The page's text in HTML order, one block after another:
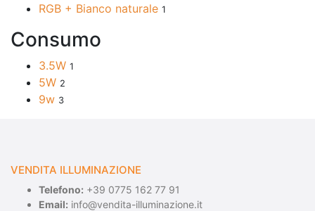
RGB + Bianco naturale 1
Consumo
3.5W 1
5W 2
9w 3
VENDITA ILLUMINAZIONE
Telefono: +39 0775 162 77 91
Email: info@vendita-illuminazione.it